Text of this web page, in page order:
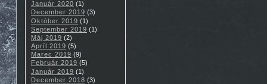
Január 2020 (1)
December 2019 (3)
Október 2019 (1)
September 2019 (1)
Máj 2019 (2)
Apríl 2019 (5)
Marec 2019 (9)
Február 2019 (5)
Január 2019 (1)
December 2018 (3)